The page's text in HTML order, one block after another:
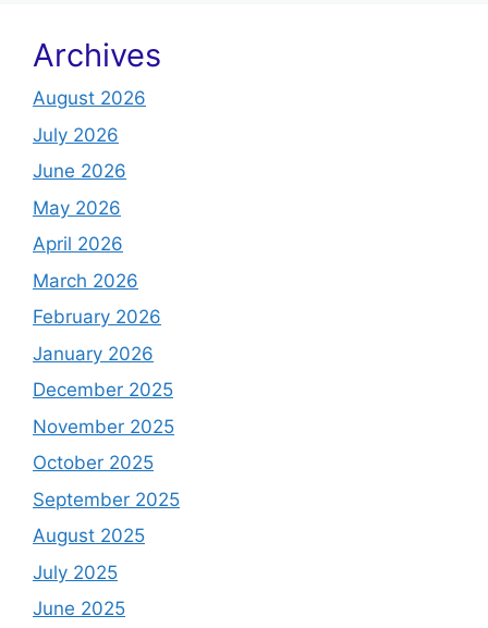
Archives
August 2026
July 2026
June 2026
May 2026
April 2026
March 2026
February 2026
January 2026
December 2025
November 2025
October 2025
September 2025
August 2025
July 2025
June 2025